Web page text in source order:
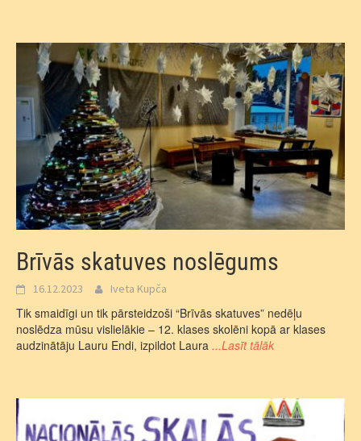
Brīvās skatuves noslēgums
16.12.2023 Iveta Kupča
Tik smaidīgi un tik pārsteidzoši “Brīvās skatuves” nedēļu
noslēdza mūsu vislielākie – 12. klases skolēni kopā ar klases
audzinātāju Lauru Endi, izpildot Laura ...Lasīt tālāk